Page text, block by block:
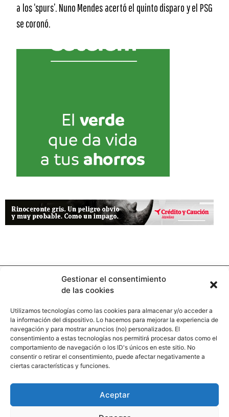
Gestionar el consentimiento
de las cookies
Utilizamos tecnologías como las cookies para almacenar y/o acceder a
la información del dispositivo. Lo hacemos para mejorar la experiencia de
navegación y para mostrar anuncios (no) personalizados. El
consentimiento a estas tecnologías nos permitirá procesar datos como el
comportamiento de navegación o los ID's únicos en este sitio. No
consentir o retirar el consentimiento, puede afectar negativamente a
ciertas características y funciones.
Aceptar
a los ‘spurs’. Nuno Mendes acertó el quinto disparo y el PSG
se coronó.
Contacto
Calle Pinar, 5, 28006 Madrid
+34 91 745 58 38
Paginas legales